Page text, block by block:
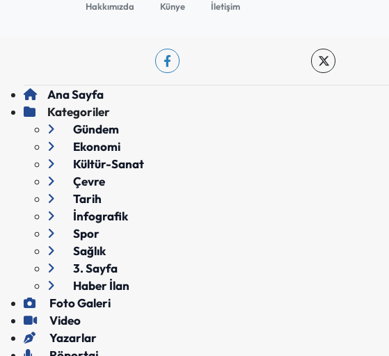
Hakkımızda Künye İletişim
Ana Sayfa
Kategoriler
Gündem
Ekonomi
Kültür-Sanat
Çevre
Tarih
İnfografik
Spor
Sağlık
3. Sayfa
Haber İlan
Foto Galeri
Video
Yazarlar